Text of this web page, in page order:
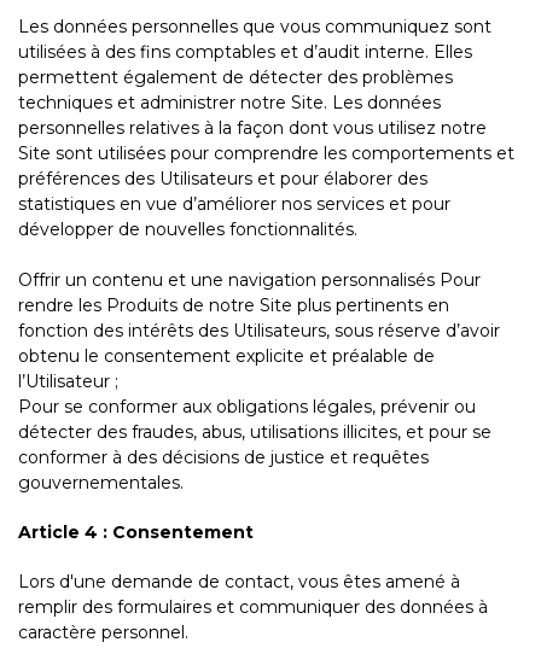
Les données personnelles que vous communiquez sont
utilisées à des fins comptables et d’audit interne. Elles
permettent également de détecter des problèmes
techniques et administrer notre Site. Les données
personnelles relatives à la façon dont vous utilisez notre
Site sont utilisées pour comprendre les comportements et
préférences des Utilisateurs et pour élaborer des
statistiques en vue d’améliorer nos services et pour
développer de nouvelles fonctionnalités.
Offrir un contenu et une navigation personnalisés Pour
rendre les Produits de notre Site plus pertinents en
fonction des intérêts des Utilisateurs, sous réserve d’avoir
obtenu le consentement explicite et préalable de
l’Utilisateur ;
Pour se conformer aux obligations légales, prévenir ou
détecter des fraudes, abus, utilisations illicites, et pour se
conformer à des décisions de justice et requêtes
gouvernementales.
Article 4 : Consentement
Lors d'une demande de contact, vous êtes amené à
remplir des formulaires et communiquer des données à
caractère personnel.